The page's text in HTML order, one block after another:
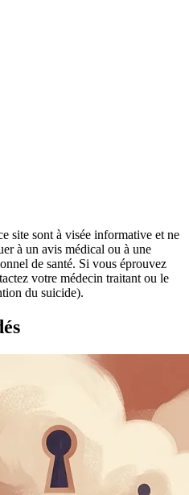
site sont à visée informative et ne
à un avis médical ou à une
de santé. Si vous éprouvez
votre médecin traitant ou le
du suicide).